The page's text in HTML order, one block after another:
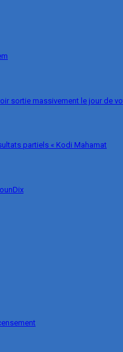
sortie massivement le jour de
partiels « Kodi Mahamat